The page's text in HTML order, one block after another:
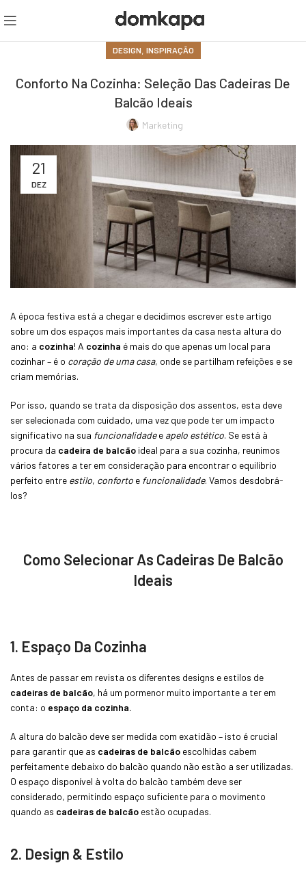
DESIGN, INSPIRAÇÃO
Conforto Na Cozinha: Seleção Das Cadeiras De
Balcão Ideais
Marketing
21
DEZ
A época festiva está a chegar e decidimos escrever este artigo
sobre um dos espaços mais importantes da casa nesta altura do
ano: a cozinha! A cozinha é mais do que apenas um local para
cozinhar – é o coração de uma casa, onde se partilham refeições e se
criam memórias.
Por isso, quando se trata da disposição dos assentos, esta deve
ser selecionada com cuidado, uma vez que pode ter um impacto
significativo na sua funcionalidadee apelo estético. Se está à
procura da cadeira de balcão ideal para a sua cozinha, reunimos
vários fatores a ter em consideração para encontrar o equilíbrio
perfeito entre estilo, conforto e funcionalidade. Vamos desdobrá-
los?
Como Selecionar As Cadeiras De Balcão
Ideais
1. Espaço Da Cozinha
Antes de passar em revista os diferentes designs e estilos de
cadeiras de balcão, há um pormenor muito importante a ter em
conta: o espaço da cozinha.
A altura do balcão deve ser medida com exatidão – isto é crucial
para garantir que as cadeiras de balcão escolhidas cabem
perfeitamente debaixo do balcão quando não estão a ser utilizadas.
O espaço disponível à volta do balcão também deve ser
considerado, permitindo espaço suficiente para o movimento
quando as cadeiras de balcão estão ocupadas.
2. Design & Estilo